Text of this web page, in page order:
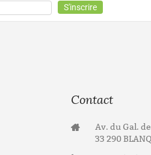
Contact
Av. du Gal.
33 290